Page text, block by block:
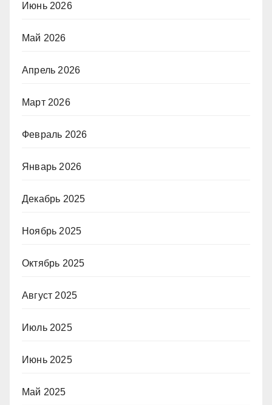
Июнь 2026
Май 2026
Апрель 2026
Март 2026
Февраль 2026
Январь 2026
Декабрь 2025
Ноябрь 2025
Октябрь 2025
Август 2025
Июль 2025
Июнь 2025
Май 2025